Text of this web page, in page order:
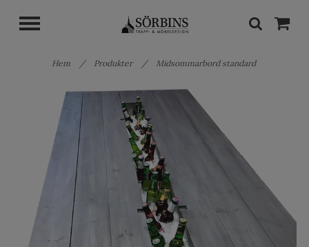
Hem / Produkter / Midsommarbord standard